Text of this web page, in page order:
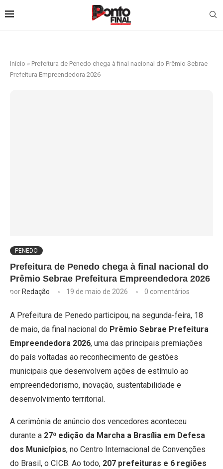
Início » Prefeitura de Penedo chega à final nacional do Prêmio Sebrae
Prefeitura Empreendedora 2026
PENEDO
Prefeitura de Penedo chega à final nacional do
Prêmio Sebrae Prefeitura Empreendedora 2026
por Redação 19 de maio de 2026 0 comentários
A Prefeitura de Penedo participou, na segunda-feira, 18
de maio, da final nacional do Prêmio Sebrae Prefeitura
Empreendedora 2026, uma das principais premiações
do país voltadas ao reconhecimento de gestões
municipais que desenvolvem ações de estímulo ao
empreendedorismo, inovação, sustentabilidade e
desenvolvimento territorial.
A cerimônia de anúncio dos vencedores aconteceu
durante a 27ª edição da Marcha a Brasília em Defesa
dos Municípios, no Centro Internacional de Convenções
do Brasil, o CICB. Ao todo, 207 prefeituras e 6 regiões